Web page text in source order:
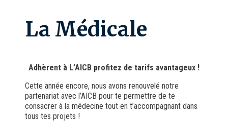
La Médicale
Adhèrent à L’AICB profitez de tarifs avantageux !
Cette année encore, nous avons renouvelé notre
partenariat avec l’AICB pour te permettre de te
consacrer à la médecine tout en t’accompagnant dans
tous tes projets !